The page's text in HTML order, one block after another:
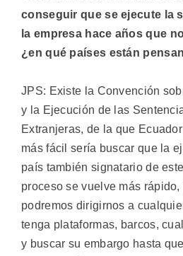
conseguir que se ejecute la
la empresa hace años que
¿en qué países están
JPS: Existe la Convención
y la Ejecución de las
Extranjeras, de la que
más fácil sería buscar que la
país también signatario de
proceso se vuelve más
podremos dirigirnos a
tenga plataformas, barcos,
y buscar su embargo hasta